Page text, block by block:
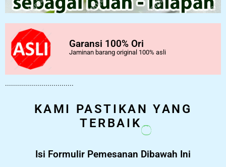
Garansi 100% Ori
Jaminan barang original 100% asli
..................................
KAMI PASTIKAN YANG
TERBAIK
Isi Formulir Pemesanan Dibawah Ini